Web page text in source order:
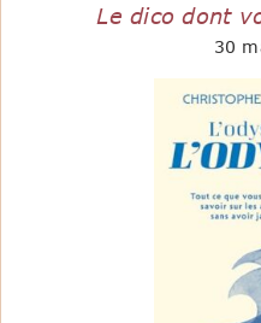
Le dico dont
30